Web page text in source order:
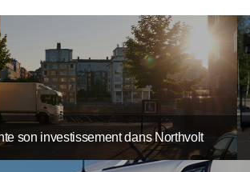
son investissement dans Northvolt